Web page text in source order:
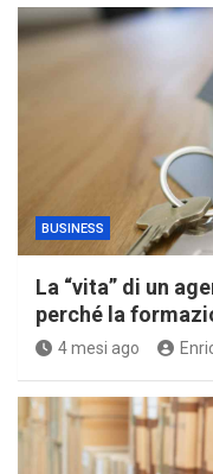
BUSINESS
La “vita” di un
perché la
4 mesi ago